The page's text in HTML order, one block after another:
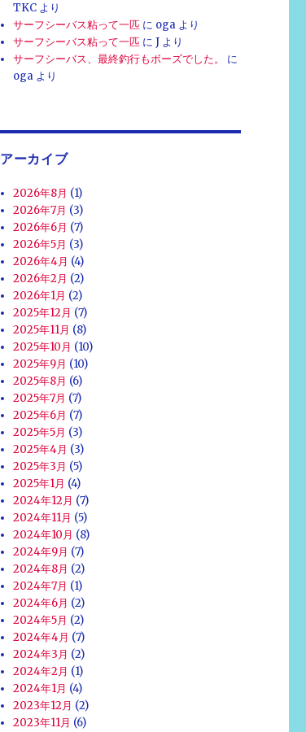
TKC より
サーフシーバス粘って一匹 に oga より
サーフシーバス粘って一匹 にJ より
サーフシーバス、最終釣行もボーズでした。
に
oga より
アーカイブ
2026年8月 (1)
2026年7月 (3)
2026年6月 (7)
2026年5月 (3)
2026年4月 (4)
2026年2月 (2)
2026年1月 (2)
2025年12月 (7)
2025年11月 (8)
2025年10月 (10)
2025年9月 (10)
2025年8月 (6)
2025年7月 (7)
2025年6月 (7)
2025年5月 (3)
2025年4月 (3)
2025年3月 (5)
2025年1月 (4)
2024年12月 (7)
2024年11月 (5)
2024年10月 (8)
2024年9月 (7)
2024年8月 (2)
2024年7月 (1)
2024年6月 (2)
2024年5月 (2)
2024年4月 (7)
2024年3月 (2)
2024年2月 (1)
2024年1月 (4)
2023年12月 (2)
2023年11月 (6)